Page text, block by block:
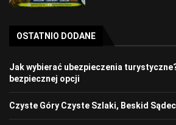
OSTATNIO DODANE
Jak wybierać ubezpieczenia
bezpiecznej opcji
Czyste Góry Czyste Szlaki, Beskid